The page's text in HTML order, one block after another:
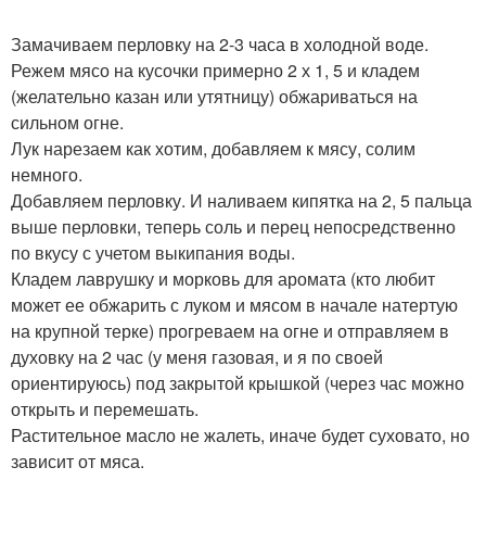
Замачиваем перловку на 2-3 часа в холодной воде.
Режем мясо на кусочки примерно 2 х 1, 5 и кладем
(желательно казан или утятницу) обжариваться на
сильном огне.
Лук нарезаем как хотим, добавляем к мясу, солим
немного.
Добавляем перловку. И наливаем кипятка на 2, 5 пальца
выше перловки, теперь соль и перец непосредственно
по вкусу с учетом выкипания воды.
Кладем лаврушку и морковь для аромата (кто любит
может ее обжарить с луком и мясом в начале натертую
на крупной терке) прогреваем на огне и отправляем в
духовку на 2 час (у меня газовая, и я по своей
ориентируюсь) под закрытой крышкой (через час можно
открыть и перемешать.
Растительное масло не жалеть, иначе будет суховато, но
зависит от мяса.